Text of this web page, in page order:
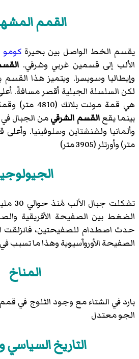
القمم
يقسم الخط الواصل بين بحيرةكومو
الألب إلى قسمين غربي وشرقي.
وإيطاليا وسويسرا. ويتميز هذا
لكن السلسلة الجبلية أقصر مسافةً.
بينما يقعالقسم الشرقيمن الجبال في
متر) وأورتلر (3905 متر)
الضغط بين الصفيحة الأفريقية
حدث اصطدام للصفيحتين، فانزلقت
الصفيحة الأوروآسيوية وهذا ما تسبب
المناخ
بارد في الشتاء مع وجود الثلوج في
الجو معتدل
التاريخ السياسي